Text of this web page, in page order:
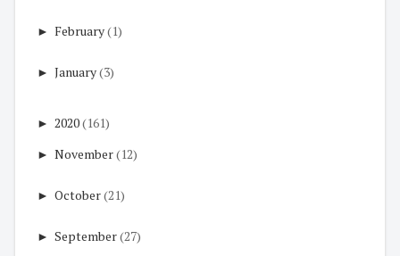
► February(1)
► January(3)
► 2020(161)
► November(12)
► October(21)
► September(27)